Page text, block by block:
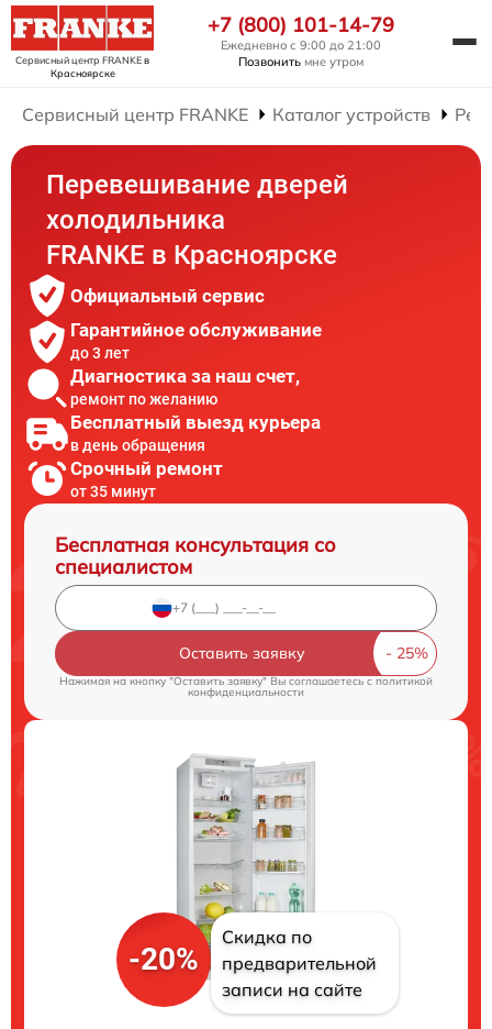
Сервисный центр FRANKEв
Красноярске
+7 (800) 101-14-79
Ежедневно с 9:00 до 21:00
Позвонить мне утром
Сервисный центр FRANKE Каталог устройств
Перевешивание дверей
холодильника
FRANKE в Красноярске
Официальный сервис
Гарантийное обслуживание
до 3 лет
Диагностика за наш счет,
ремонт по желанию
Бесплатный выезд курьера
в день обращения
Срочный ремонт
от 35 минут
Бесплатная консультация со
специалистом
Оставить заявку
Нажимая на кнопку "Оставить заявку" Вы соглашаетесь cполитикой
конфиденциальности
-20%
Скидка по
предварительной
записи на сайте